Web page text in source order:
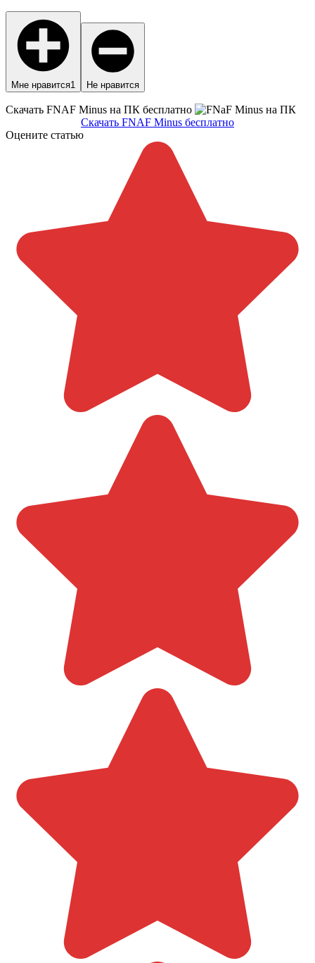
Мне нравится1 Не нравится
Скачать FNAF Minus на ПК бесплатно
Скачать FNAF Minus бесплатно
Оцените статью